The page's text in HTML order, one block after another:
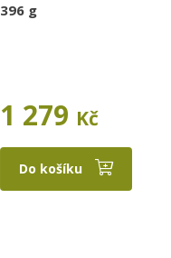
396 g
1 279 Kč
Do košíku